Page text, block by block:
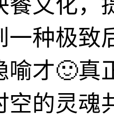
餐文化，
一种极致
喻才🙂真
空的灵魂